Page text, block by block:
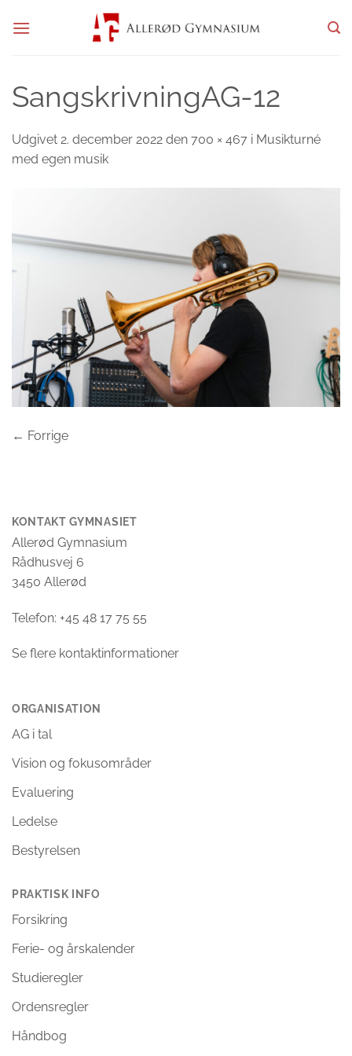
SangskrivningAG-12
Udgivet 2. december 2022 den 700 × 467 i Musikturné
med egen musik
← Forrige
KONTAKT GYMNASIET
Allerød Gymnasium
Rådhusvej 6
3450 Allerød
Telefon: +45 48 17 75 55
Se flere kontaktinformationer
ORGANISATION
AG i tal
Vision og fokusområder
Evaluering
Ledelse
Bestyrelsen
PRAKTISK INFO
Forsikring
Ferie- og årskalender
Studieregler
Ordensregler
Håndbog